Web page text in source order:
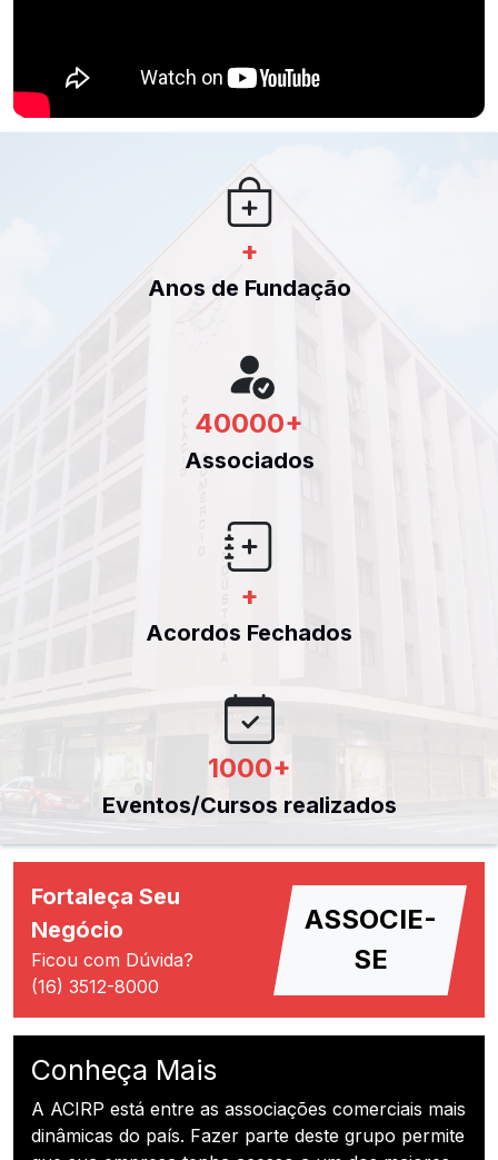
+
Anos de Fundação
40000+
Associados
+
Acordos Fechados
1000+
Eventos/Cursos realizados
Fortaleça Seu
Negócio
Ficou com Dúvida?
(16) 3512-8000
ASSOCIE-
SE
Conheça Mais
A ACIRP está entre as associações comerciais mais
dinâmicas do país. Fazer parte deste grupo permite